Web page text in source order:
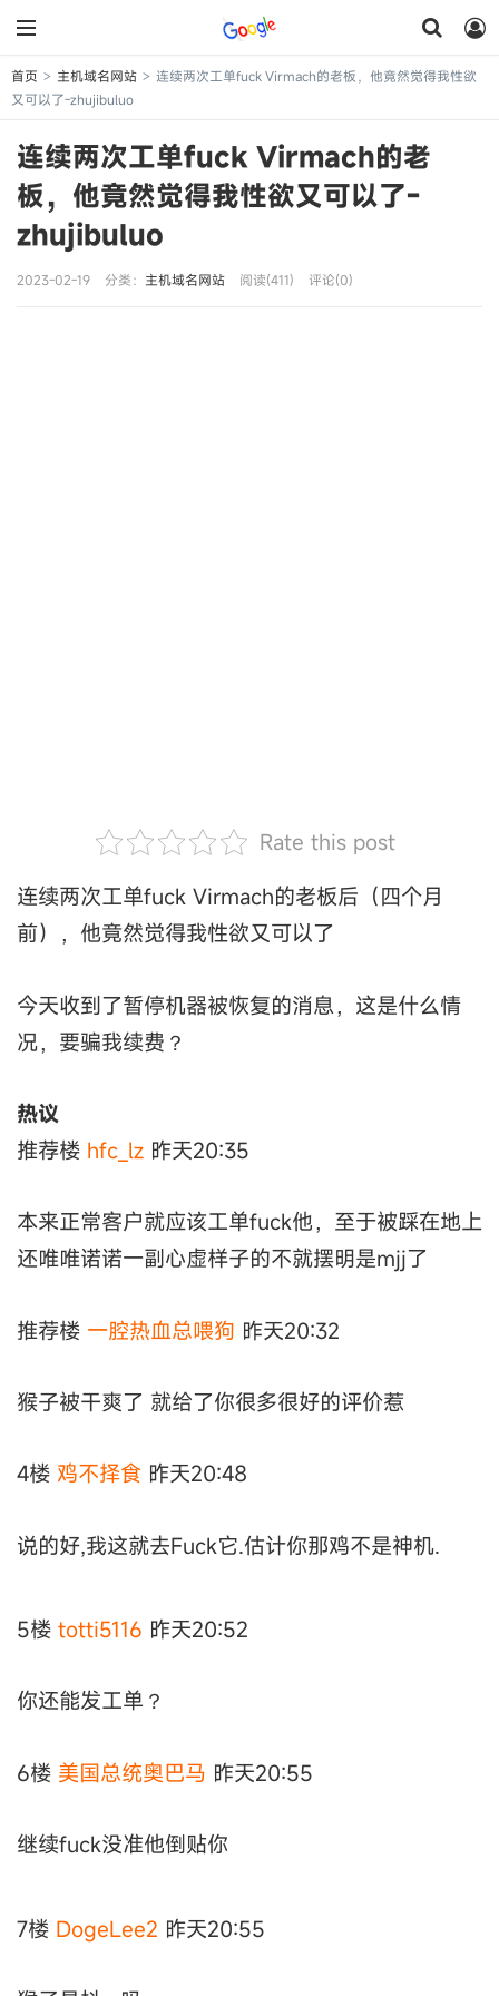
首页 > 主机域名网站 > 连续两次工单fuck Virmach的老板，他竟然觉得我性欲
又可以了-zhujibuluo
连续两次工单fuck Virmach的老
板，他竟然觉得我性欲又可以了-
zhujibuluo
2023-02-19 分类： 主机域名网站 阅读(411) 评论(0)
Rate this post
连续两次工单fuck Virmach的老板后（四个月
前），他竟然觉得我性欲又可以了
今天收到了暂停机器被恢复的消息，这是什么情
况，要骗我续费？
热议
推荐楼 hfc_lz 昨天20:35
本来正常客户就应该工单fuck他，至于被踩在地上
还唯唯诺诺一副心虚样子的不就摆明是mjj了
推荐楼 一腔热血总喂狗 昨天20:32
猴子被干爽了 就给了你很多很好的评价惹
4楼 鸡不择食 昨天20:48
说的好,我这就去Fuck它.估计你那鸡不是神机.
5楼 totti5116 昨天20:52
你还能发工单？
6楼 美国总统奥巴马 昨天20:55
继续fuck没准他倒贴你
7楼 DogeLee2 昨天20:55